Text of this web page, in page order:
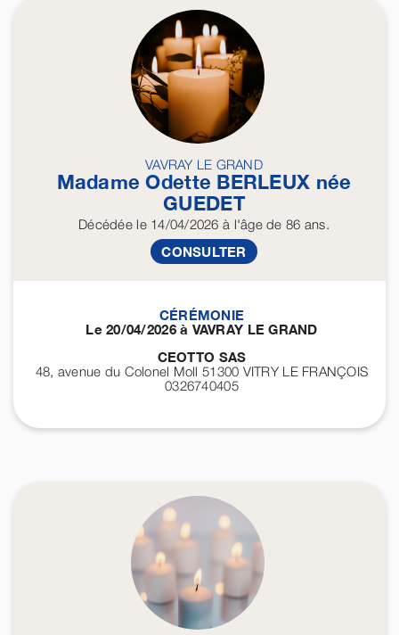
VAVRAY LE GRAND
Madame Odette BERLEUX née
GUEDET
Décédéele 14/04/2026 à l'âge de 86 ans.
CONSULTER
CÉRÉMONIE
Le 20/04/2026 à VAVRAY LE GRAND
CEOTTO SAS
48, avenue du Colonel Moll 51300 VITRY LE FRANÇOIS
0326740405